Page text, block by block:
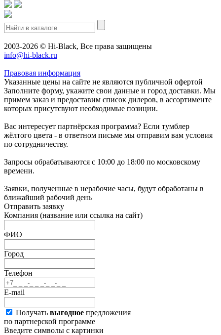
2003-2026 © Hi-Black, Все права защищены
info@hi-black.ru
Правовая информация
Указанные цены на сайте не являются публичной офертой
Заполните форму, укажите свои данные и город доставки. Мы
примем заказ и предоставим список дилеров, в ассортименте
которых присутсвуют необходимые позиции.
Вас интересует партнёрская программа? Если тумблер
жёлтого цвета - в ответном письме мы отправим вам условия
по сотрудничеству.
Запросы обрабатываются с 10:00 до 18:00 по московскому
времени.
Заявки, полученные в нерабочие часы, будут обработаны в
ближайший рабочий день
Отправить заявку
Компания (название или ссылка на сайт)
ФИО
Город
Телефон
E-mail
Получать выгодное предложения
по партнерской программе
Введите символы с картинки